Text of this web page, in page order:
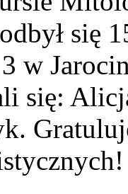
się
w
się: